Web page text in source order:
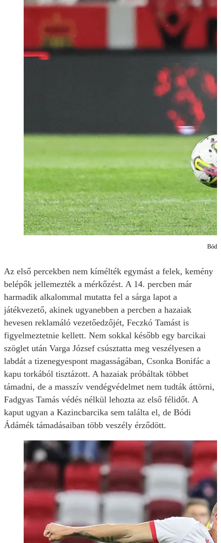
Bódi
Az első percekben nem kímélték egymást a felek, kemény
belépők jellemezték a mérkőzést. A 14. percben már
harmadik alkalommal mutatta fel a sárga lapot a
játékvezető, akinek ugyanebben a percben a hazaiak
hevesen reklamáló vezetőedzőjét, Feczkó Tamást is
figyelmeztetnie kellett. Nem sokkal később egy barcikai
szöglet után Varga József csúsztatta meg veszélyesen a
labdát a tizenegyespont magasságában, Csonka Bonifác a
kapu torkából tisztázott. A hazaiak próbáltak többet
támadni, de a masszív vendégvédelmet nem tudták áttörni,
Fadgyas Tamás védés nélkül lehozta az első félidőt. A
kaput ugyan a Kazincbarcika sem találta el, de Bódi
Ádámék támadásaiban több veszély érződött.